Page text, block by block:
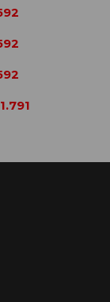
1.791